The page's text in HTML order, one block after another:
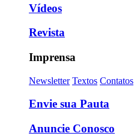
Vídeos
Revista
Imprensa
Newsletter Textos Contatos
Envie sua Pauta
Anuncie Conosco